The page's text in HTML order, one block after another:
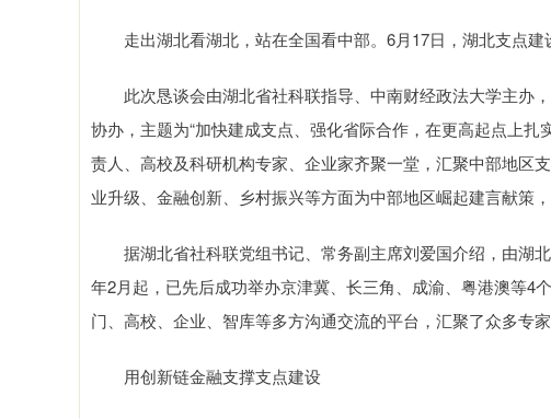
走出湖北看湖北，站在全国看中部。6月17日，湖北支点建
此次恳谈会由湖北省社科联指导、中南财经政法大学主办
协办，主题为“加快建成支点、强化省际合作，在更高起点上
责人、高校及科研机构专家、企业家齐聚一堂，汇聚中部地区
业升级、金融创新、乡村振兴等方面为中部地区崛起建言献策，
据湖北省社科联党组书记、常务副主席刘爱国介绍，由湖
年2月起，已先后成功举办京津冀、长三角、成渝、粤港澳等4
门、高校、企业、智库等多方沟通交流的平台，汇聚了众多专
用创新链金融支撑支点建设